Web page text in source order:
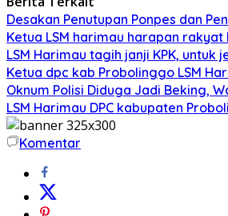
Desakan Penutupan Ponpes dan
Ketua LSM harimau harapan
LSM Harimau tagih janji KPK,
Ketua dpc kab Probolinggo LSM
Oknum Polisi Diduga Jadi Beking,
LSM Harimau DPC kabupaten
Komentar